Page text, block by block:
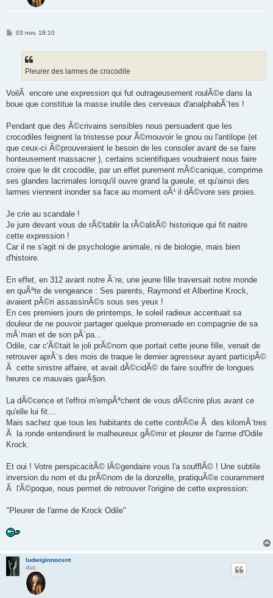
M03 nov. 18:10
Pleurer des larmes de crocodile
VoilÃ encore une expression qui fut outrageusement roulÃ©e dans la
boue que constitue la masse inutile des cerveaux d'analphabÃ¨tes !
Pendant que des Ã©crivains sensibles nous persuadent que les
crocodiles feignent la tristesse pour Ã©mouvoir le gnou ou l'antilope (et
que ceux-ci Ã©prouveraient le besoin de les consoler avant de se faire
honteusement massacrer ), certains scientifiques voudraient nous faire
croire que le dit crocodile, par un effet purement mÃ©canique, comprime
ses glandes lacrimales lorsqu'il ouvre grand la gueule, et qu'ainsi des
larmes viennent inonder sa face au moment oÃ¹ il dÃ©vore ses proies.
Je crie au scandale !
Je jure devant vous de rÃ©tablir la rÃ©alitÃ© historique qui fit naitre
cette expression !
Car il ne s'agit ni de psychologie animale, ni de biologie, mais bien
d'histoire.
En effet, en 312 avant notre Ã¨re, une jeune fille traversait notre monde
en quÃªte de vengeance : Ses parents, Raymond et Albertine Krock,
avaient pÃ©ri assassinÃ©s sous ses yeux !
En ces premiers jours de printemps, le soleil radieux accentuait sa
douleur de ne pouvoir partager quelque promenade en compagnie de sa
mÃ´man et de son pÃ´pa...
Odile, car c'Ã©tait le joli prÃ©nom que portait cette jeune fille, venait de
retrouver aprÃ¨s des mois de traque le dernier agresseur ayant participÃ©
Ã cette sinistre affaire, et avait dÃ©cidÃ© de faire souffrir de longues
heures ce mauvais garÃ§on.
La dÃ©cence et l'effroi m'empÃªchent de vous dÃ©crire plus avant ce
qu'elle lui fit....
Mais sachez que tous les habitants de cette contrÃ©e Ã des kilomÃ¨tres
Ã la ronde entendirent le malheureux gÃ©mir et pleurer de l'arme d'Odile
Krock.
Et oui ! Votre perspicacitÃ© lÃ©gendaire vous l'a soufflÃ© ! Une subtile
inversion du nom et du prÃ©nom de la donzelle, pratiquÃ©e couramment
Ã l'Ã©poque, nous permet de retrouver l'origine de cette expression:
"Pleurer de l'arme de Krock Odile"
ludwiginnocent
duc